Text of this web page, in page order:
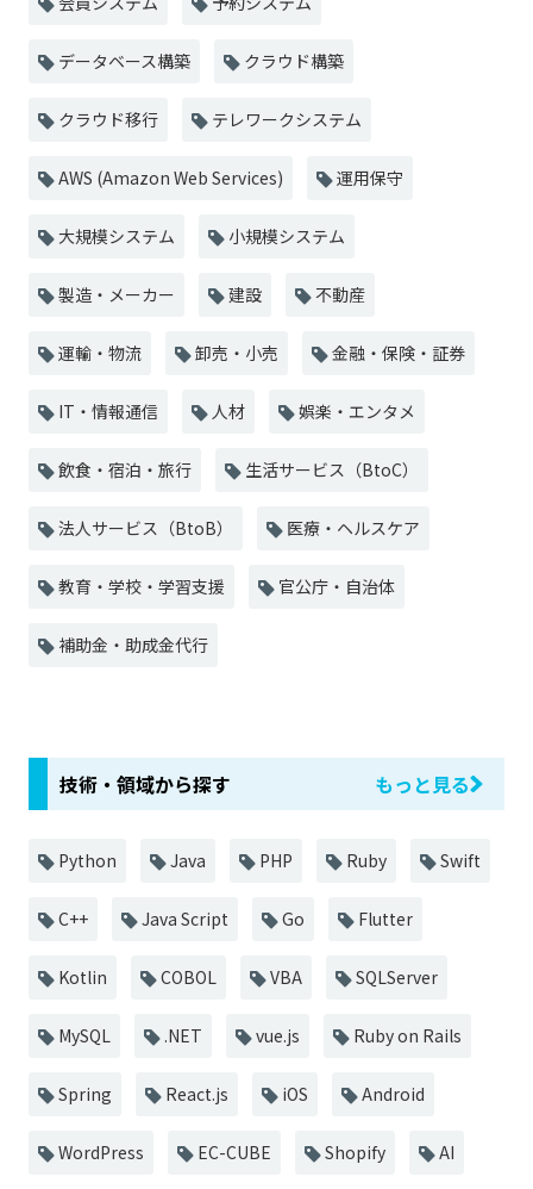
データベース構築 クラウド構築
クラウド移行 テレワークシステム
AWS (Amazon Web Services) 運用保守
大規模システム 小規模システム
製造・メーカー 建設 不動産
運輸・物流 卸売・小売 金融・保険・証券
IT・情報通信 人材 娯楽・エンタメ
飲食・宿泊・旅行 生活サービス（BtoC）
法人サービス（BtoB） 医療・ヘルスケア
教育・学校・学習支援 官公庁・自治体
補助金・助成金代行
技術・領域から探す もっと見る
Python Java PHP Ruby Swift
C++ Java Script Go Flutter
Kotlin COBOL VBA SQLServer
MySQL .NET vue.js Ruby on Rails
Spring React.js iOS Android
WordPress EC-CUBE Shopify AI